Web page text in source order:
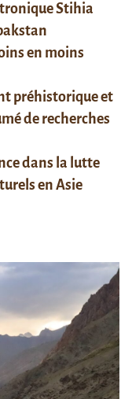
Stihia
en moins
préhistorique et
de recherches
dans la lutte
en Asie